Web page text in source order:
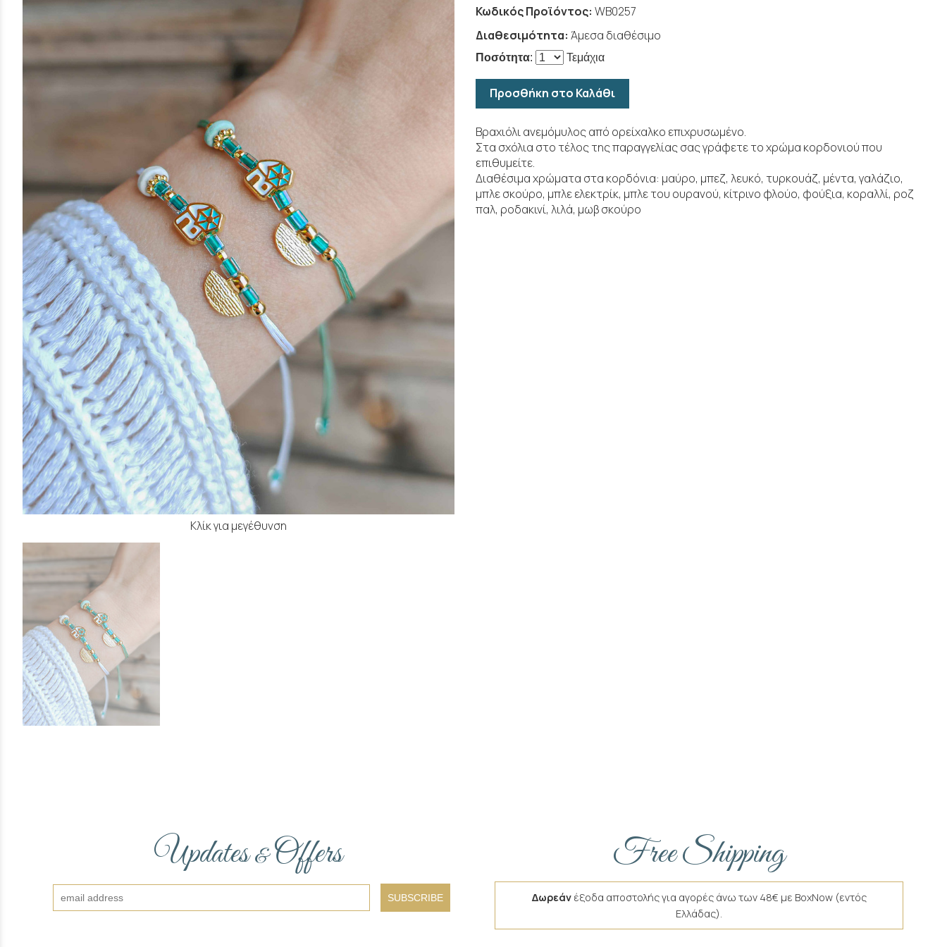
Κλίκ για μεγέθυνση
Κωδικός Προϊόντος: WB0257
Διαθεσιμότητα: Άμεσα διαθέσιμο
Ποσότητα: Τεμάχια
Προσθήκη στο Καλάθι
Βραχιόλι ανεμόμυλος από ορείχαλκο επιχρυσωμένο.
Στα σχόλια στο τέλος της παραγγελίας σας γράφετε το χρώμα κορδονιού που
επιθυμείτε.
Διαθέσιμα χρώματα στα κορδόνια: μαύρο, μπεζ, λευκό, τυρκουάζ, μέντα, γαλάζιο,
μπλε σκούρο, μπλε ελεκτρίκ, μπλε του ουρανού, κίτρινο φλούο, φούξια, κοραλλί, ροζ
παλ, ροδακινί, λιλά, μωβ σκούρο
Updates&Offers
SUBSCRIBE
Free Shipping
Δωρεάν έξοδα αποστολής για αγορές άνω των 48€ με BoxNow (εντός
Ελλάδας).